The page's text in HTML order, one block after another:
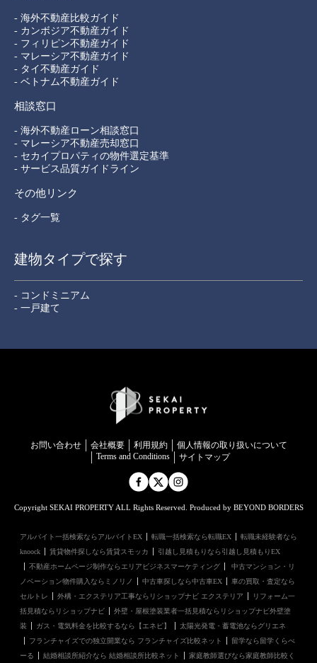
- 海外不動産比較ガイド
- カンボジア不動産ガイド
- フィリピン不動産ガイド
- マレーシア不動産ガイド
- タイ不動産ガイド
- ベトナム不動産ガイド
相談窓口
- 海外不動産ローン相談窓口
- マレーシア不動産売却窓口
- セカイプロパティの物件選定基準
- サービス品質ガイドライン
その他リンク
- タグ一覧
建物タイプで探す
- コンドミニアム
- 一戸建て
お問い合わせ 会社概要 利用規約
個⼈情報の取り扱いについて
Terms and Conditions
サイトマップ
Copyright SEKAI PROPERTY ALL Rights Reserved. Produced by BEYOND BORDERS
アルバイト一括検索ならアルバイトEX 転職一括検索なら転職EX
転職未経験者なら
knoock
賃貸物件探しなら賃貸スモッカ
引越し見積もりなら引越し見積もりEX
不動産ホームページ制作ならエリアビジネスマーケティング
中古マンション・リ
ノベーション物件購入ならミノリノ
中古車探しなら中古車EX
車の買取・査定なら
セルトレ
外構・エクステリア工事ならリショップナビ エクステリア
リフォーム一
括見積ならリショップナビ
外壁・屋根塗装業者一括見積ならリショップナビ外壁塗
装
ガス・電気料金を比較するなら【エネピ】
太陽光発電・蓄電池ならグリエネ
フランチャイズでの独立開業なら フランチャイズ比較ネット
留学なら留学くらべ
ーる
結婚相談所紹介なら 結婚相談所比較ネット 家庭教師選びなら家庭教師比較く